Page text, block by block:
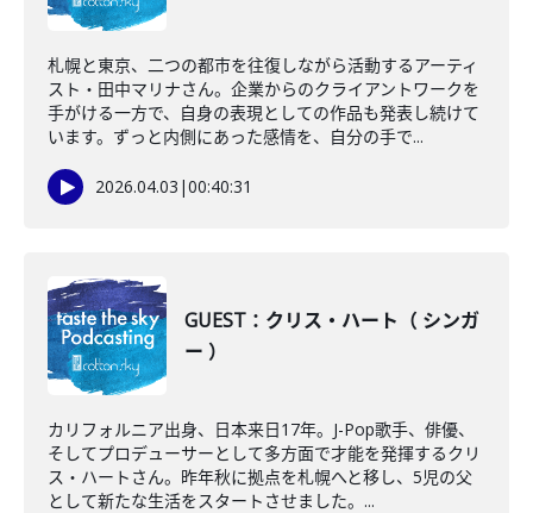
札幌と東京、二つの都市を往復しながら活動するアーティ
スト・田中マリナさん。企業からのクライアントワークを
手がける一方で、自身の表現としての作品も発表し続けて
います。ずっと内側にあった感情を、自分の手で...
2026.04.03 |00:40:31
GUEST：クリス・ハート（ シンガ
ー ）
カリフォルニア出身、日本来日17年。J-Pop歌手、俳優、
そしてプロデューサーとして多方面で才能を発揮するクリ
ス・ハートさん。昨年秋に拠点を札幌へと移し、5児の父
として新たな生活をスタートさせました。...